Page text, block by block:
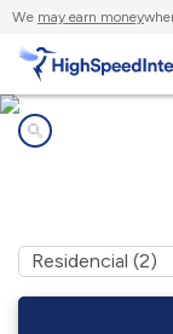
We may earn money